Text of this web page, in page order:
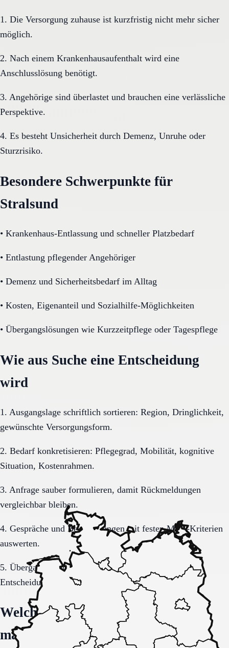
1. Die Versorgung zuhause ist kurzfristig nicht mehr sicher
möglich.
2. Nach einem Krankenhausaufenthalt wird eine
Anschlusslösung benötigt.
3. Angehörige sind überlastet und brauchen eine verlässliche
Perspektive.
4. Es besteht Unsicherheit durch Demenz, Unruhe oder
Sturzrisiko.
Besondere Schwerpunkte für
Stralsund
• Krankenhaus-Entlassung und schneller Platzbedarf
• Entlastung pflegender Angehöriger
• Demenz und Sicherheitsbedarf im Alltag
• Kosten, Eigenanteil und Sozialhilfe-Möglichkeiten
• Übergangslösungen wie Kurzzeitpflege oder Tagespflege
Wie aus Suche eine Entscheidung
wird
1. Ausgangslage schriftlich sortieren: Region, Dringlichkeit,
gewünschte Versorgungsform.
2. Bedarf konkretisieren: Pflegegrad, Mobilität, kognitive
Situation, Kostenrahmen.
3. Anfrage sauber formulieren, damit Rückmeldungen
vergleichbar bleiben.
4. Gespräche und Besichtigungen mit festen Muss-Kriterien
auswerten.
5. Übergang, Kommunikation und Kosten vor der
Entscheidung vollständig klären.
Welche Fragen den Unterschied
machen